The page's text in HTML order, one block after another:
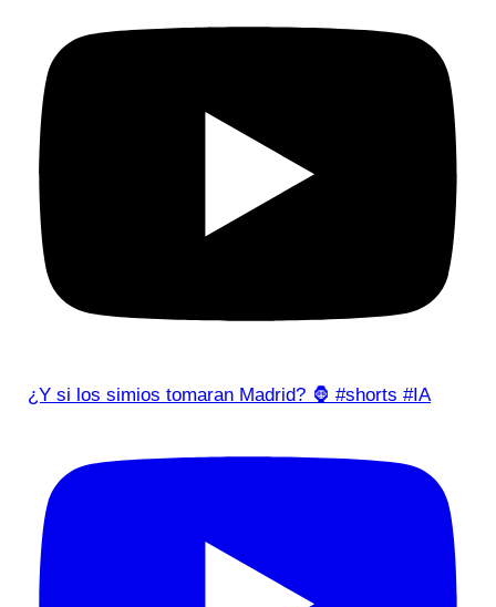
¿Y si los simios tomaran Madrid? 🦍 #shorts #IA